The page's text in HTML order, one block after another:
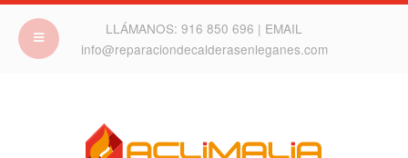
LLÁMANOS: 916 850 696 | EMAIL
info@reparaciondecalderasenleganes.com